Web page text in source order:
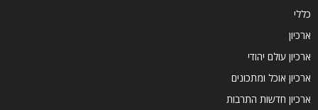
כללי
ארכיון
ארכיון עולם יהודי
ארכיון אוכל ומתכונים
ארכיון חדשות התרבות